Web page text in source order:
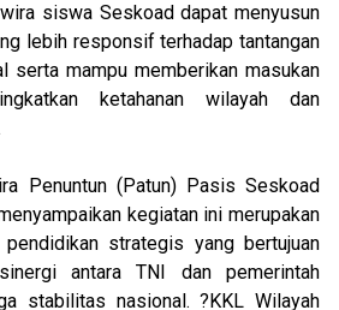
siswa Seskoad dapat menyusun
lebih responsif terhadap tantangan
serta mampu memberikan masukan
ketahanan wilayah dan
Penuntun (Patun) Pasis Seskoad
kegiatan ini merupakan
strategis yang bertujuan
antara TNI dan pemerintah
stabilitas nasional. ?KKL Wilayah